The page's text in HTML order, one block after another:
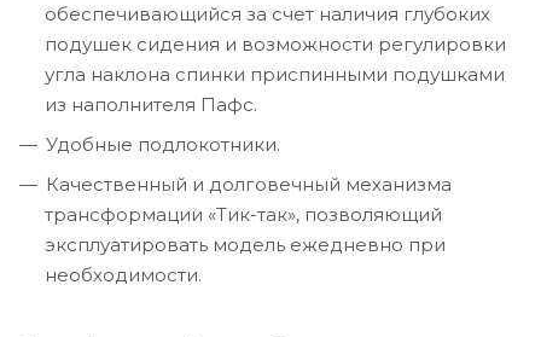
обеспечивающийся за счет наличия глубоких
подушек сидения и возможности регулировки
угла наклона спинки приспинными подушками
из наполнителя Пафс.
Удобные подлокотники.
Качественный и долговечный механизма
трансформации «Тик-так», позволяющий
эксплуатировать модель ежедневно при
необходимости.